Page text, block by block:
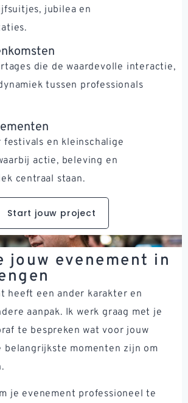
jubilea en
die de waardevolle interactie,
tussen professionals
festivals en kleinschalige
actie, beleving en
centraal staan.
Start jouw project
jouw evenement in
heeft een ander karakter en
aanpak. Ik werk graag met je
te bespreken wat voor jouw
belangrijkste momenten zijn om
je evenement professioneel te